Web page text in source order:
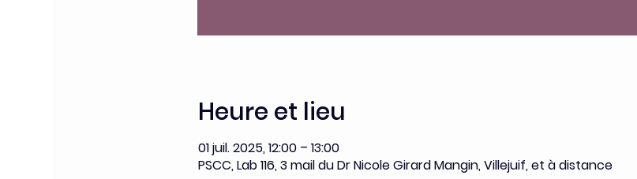
Heure et lieu
01 juil. 2025, 12:00 – 13:00
PSCC, Lab 116, 3 mail du Dr Nicole Girard Mangin, Villejuif, et à distance